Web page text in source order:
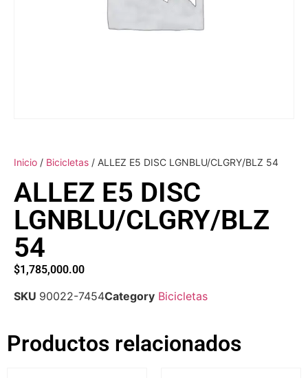
Inicio / Bicicletas / ALLEZ E5 DISC LGNBLU/CLGRY/BLZ 54
ALLEZ E5 DISC
LGNBLU/CLGRY/BLZ
54
$1,785,000.00
SKU 90022-7454Category Bicicletas
Productos relacionados